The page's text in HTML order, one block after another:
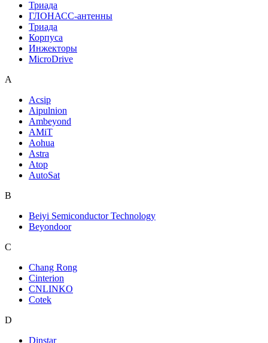
Триада
ГЛОНАСС-антенны
Триада
Корпуса
Инжекторы
MicroDrive
A
Acsip
Aipulnion
Ambeyond
AMiT
Aohua
Astra
Atop
AutoSat
B
Beiyi Semiconductor Technology
Beyondoor
C
Chang Rong
Cinterion
CNLINKO
Cotek
D
Dinstar